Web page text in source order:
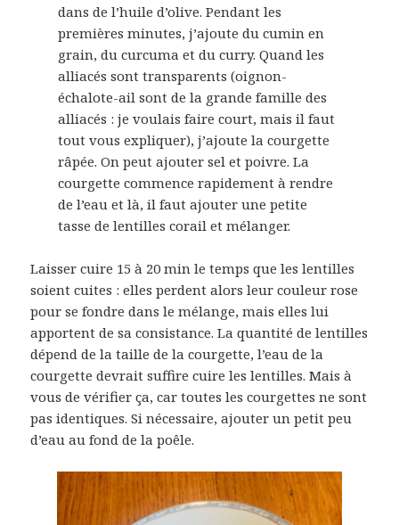
dans de l’huile d’olive. Pendant les
premières minutes, j’ajoute du cumin en
grain, du curcuma et du curry. Quand les
alliacés sont transparents (oignon-
échalote-ail sont de la grande famille des
alliacés : je voulais faire court, mais il faut
tout vous expliquer), j’ajoute la courgette
râpée. On peut ajouter sel et poivre. La
courgette commence rapidement à rendre
de l’eau et là, il faut ajouter une petite
tasse de lentilles corail et mélanger.
Laisser cuire 15 à 20 min le temps que les lentilles
soient cuites : elles perdent alors leur couleur rose
pour se fondre dans le mélange, mais elles lui
apportent de sa consistance. La quantité de lentilles
dépend de la taille de la courgette, l’eau de la
courgette devrait suffire cuire les lentilles. Mais à
vous de vérifier ça, car toutes les courgettes ne sont
pas identiques. Si nécessaire, ajouter un petit peu
d’eau au fond de la poêle.